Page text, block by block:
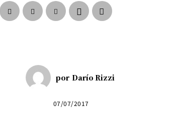
por Darío Rizzi
07/07/2017